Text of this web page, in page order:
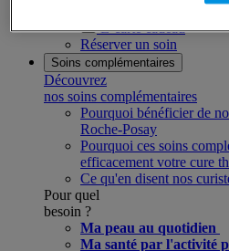
E-carte cadeau
Réserver un soin
Soins complémentaires
Découvrez
nos soins complémentaires
Pourquoi bénéficier de
Roche-Posay
Pourquoi ces soins
efficacement votre cure
Ce qu'en disent nos
Pour quel
besoin ?
Ma peau au quotidien
Ma santé par l'activité